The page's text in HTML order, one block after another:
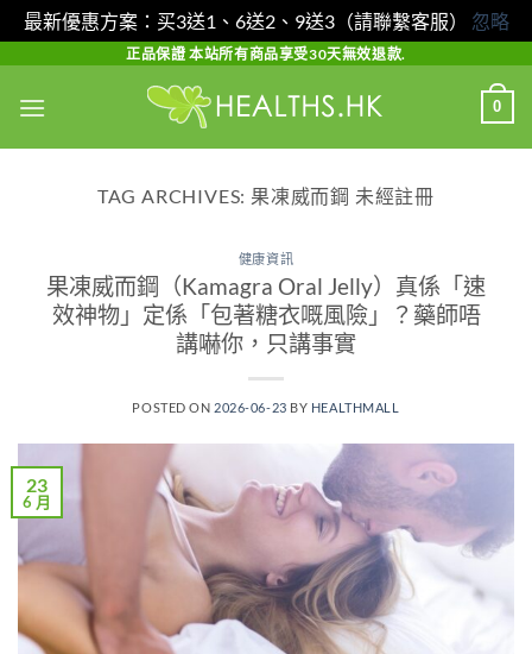
最新優惠方案：买3送1、6送2、9送3（請聯繫客服） 忽略
content
正品保證 本站所有商品享受30天無效退款.
0
TAG ARCHIVES: 果凍威而鋼 未經註冊
健康資訊
果凍威而鋼（Kamagra Oral Jelly）真係「速
效神物」定係「包著糖衣嘅風險」？藥師唔
講嚇你，只講事實
POSTED ON 2026-06-23 BY HEALTHMALL
23
6 月